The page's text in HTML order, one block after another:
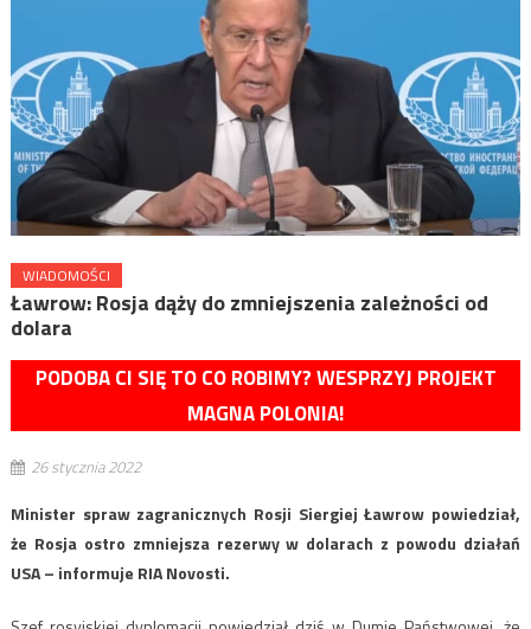
WIADOMOŚCI
Ławrow: Rosja dąży do zmniejszenia zależności od
dolara
PODOBA CI SIĘ TO CO ROBIMY? WESPRZYJ PROJEKT
MAGNA POLONIA!
26 stycznia 2022
Minister spraw zagranicznych Rosji Siergiej Ławrow powiedział,
że Rosja ostro zmniejsza rezerwy w dolarach z powodu działań
USA – informuje RIA Novosti.